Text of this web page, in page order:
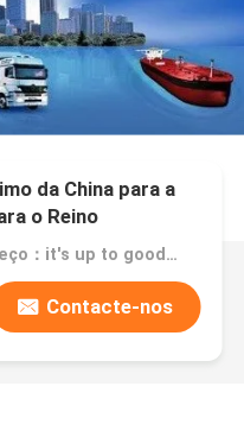
da China para a
o Reino
Itália/EspanhaPreço：it's up to goods' weight
Contacte-nos